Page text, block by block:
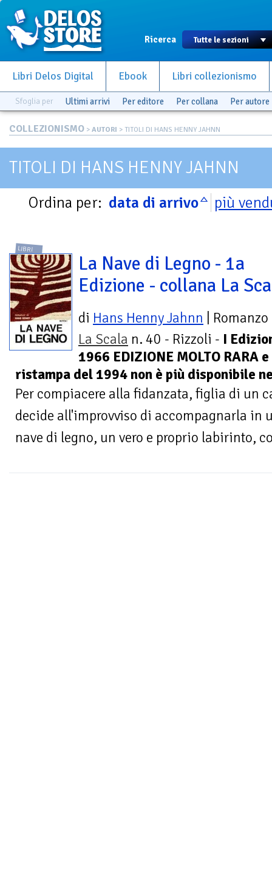
Ricerca
Libri Delos Digital Ebook Libri collezionismo
Sfoglia per Ultimi arrivi Per editore Per collana Per autore
COLLEZIONISMO > AUTORI > TITOLI DI HANS HENNY JAHNN
TITOLI DI HANS HENNY JAHNN
Ordina per: data di arrivo più
LIBRI
La Nave di Legno - 1a
Edizione - collana La
di Hans Henny Jahnn | Romanzo
La Scala n. 40 - Rizzoli - I
1966 EDIZIONE MOLTO RARA
ristampa del 1994 non è più disponibile
Per compiacere alla fidanzata, figlia di un
decide all'improvviso di accompagnarla in
nave di legno, un vero e proprio labirinto,